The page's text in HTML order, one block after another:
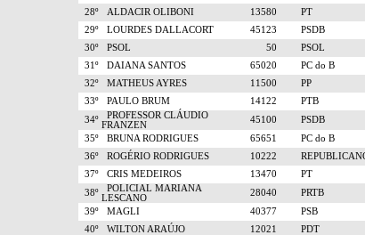
28º
ALDACIR OLIBONI 13580 PT
29º
LOURDES DALLACORT 45123 PSDB
30º
PSOL 50 PSOL
31º
DAIANA SANTOS 65020 PC do B
32º
MATHEUS AYRES 11500 PP
33º
PAULO BRUM 14122 PTB
34º
PROFESSOR CLÁUDIO
FRANZEN
45100 PSDB
35º
BRUNA RODRIGUES 65651 PC do B
36º
ROGÉRIO RODRIGUES 10222
37º
CRIS MEDEIROS 13470 PT
38º
POLICIAL MARIANA
LESCANO
28040 PRTB
39º
MAGLI 40377 PSB
40º
WILTON ARAÚJO 12021 PDT